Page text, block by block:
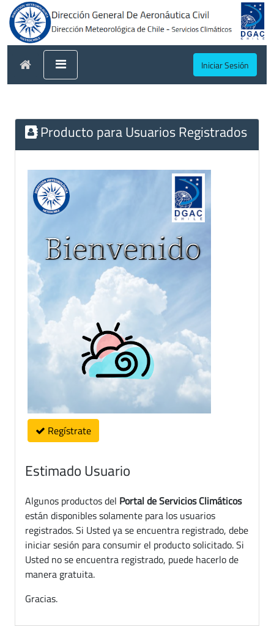
Iniciar Sesión
Producto para Usuarios Registrados
Regístrate
Estimado Usuario
Algunos productos del Portal de Servicios Climáticos
están disponibles solamente para los usuarios
registrados. Si Usted ya se encuentra registrado, debe
iniciar sesión para consumir el producto solicitado. Si
Usted no se encuentra registrado, puede hacerlo de
manera gratuita.
Gracias.